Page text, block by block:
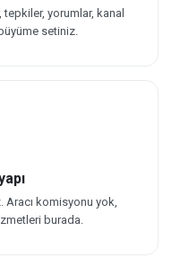
yorumlar, kanal
setiniz.
Aracı komisyonu yok,
burada.